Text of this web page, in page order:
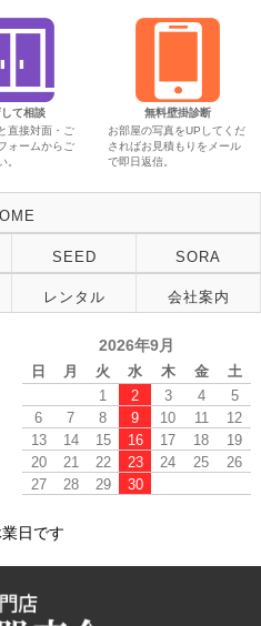
て相談
直接対面・ご
ォームからご
。
無料壁掛診断
お部屋の写真をUPしてくだ
さればお見積もりをメール
で即日返信。
SEED SORA
レンタル 会社案内
2026年9月
日 月 火 水 木 金
土
1
2 3 4
5
6
7 8 9 10 11
12
13
14 15 16 17 18
19
20
21 22 23 24 25
26
27
28 29 30
日です